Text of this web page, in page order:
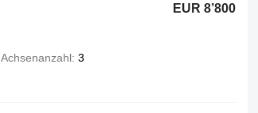
EUR 8’800
Achsenanzahl 3